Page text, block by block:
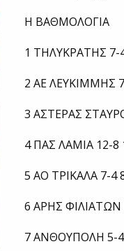
Η ΒΑΘΜΟΛΟΓΙΑ
1 ΤΗΛΥΚΡΑΤΗΣ 7-
2 ΑΕ ΛΕΥΚΙΜΜΗΣ
3 ΑΣΤΕΡΑΣ
4 ΠΑΣ ΛΑΜΙΑ 12-8
5 ΑΟ ΤΡΙΚΑΛΑ 7-4
6 ΑΡΗΣ ΦΙΛΙΑΤΩΝ
7 ΑΝΘΟΥΠΟΛΗ 5-